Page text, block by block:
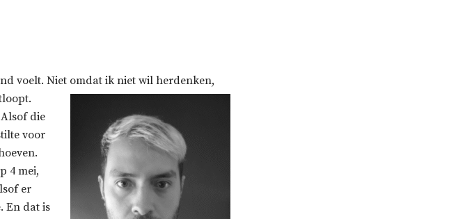
voelt. Niet omdat ik niet wil herdenken,
die
voor
4 mei,
er
En dat is